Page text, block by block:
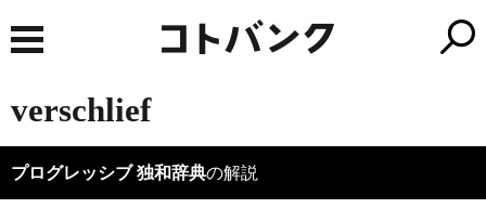
verschlief
プログレッシブ 独和辞典の解説